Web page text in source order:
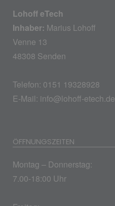
Lohoff eTech
Inhaber: Marius Lohoff
Venne 13
48308 Senden
Telefon: 0151 19328928
E-Mail: info@lohoff-etech.de
ÖFFNUNGSZEITEN
Montag – Donnerstag:
7.00-18:00 Uhr